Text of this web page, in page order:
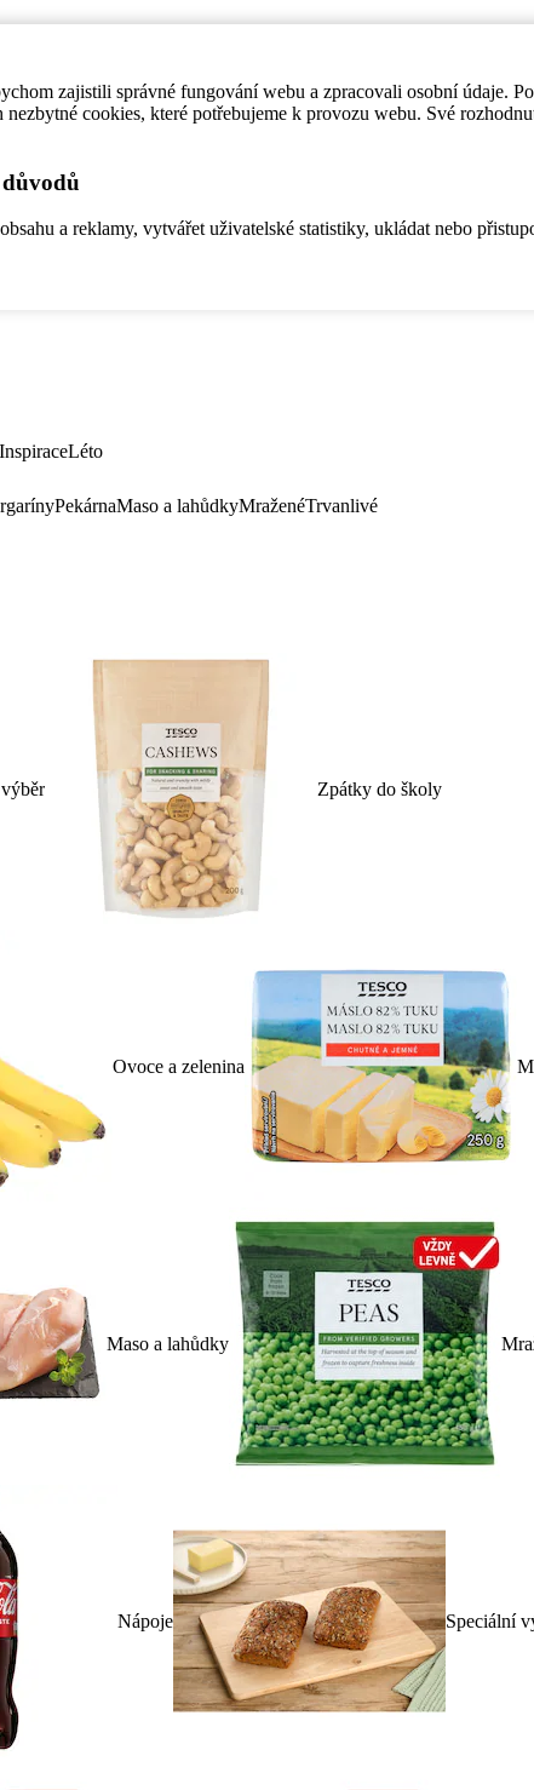
zajistili správné fungování webu a zpracovali osobní údaje.
cookies, které potřebujeme k provozu webu. Své
a reklamy, vytvářet uživatelské statistiky, ukládat nebo
InspiraceLéto
PekárnaMaso a lahůdkyMraženéTrvanlivé
Zpátky do školy
Ovoce a zelenina
Maso a lahůdky
Nápoje Speciální